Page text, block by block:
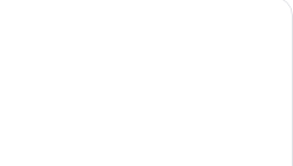
Wellness Room | Safe på rommet,